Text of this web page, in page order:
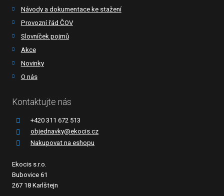
Návody a dokumentace ke stažení
Provozní řád ČOV
Slovníček pojmů
Akce
Novinky
O nás
Kontaktujte nás
+420 311 672 513
objednavky@ekocis.cz
Nakupovat na eshopu
Ekocis s.r.o.
Bubovice 61
267 18 Karlštejn